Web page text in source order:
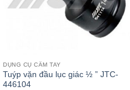
DỤNG CỤ CẦM TAY
Tuýp vặn đầu lục giác ½ ” JTC-
446104